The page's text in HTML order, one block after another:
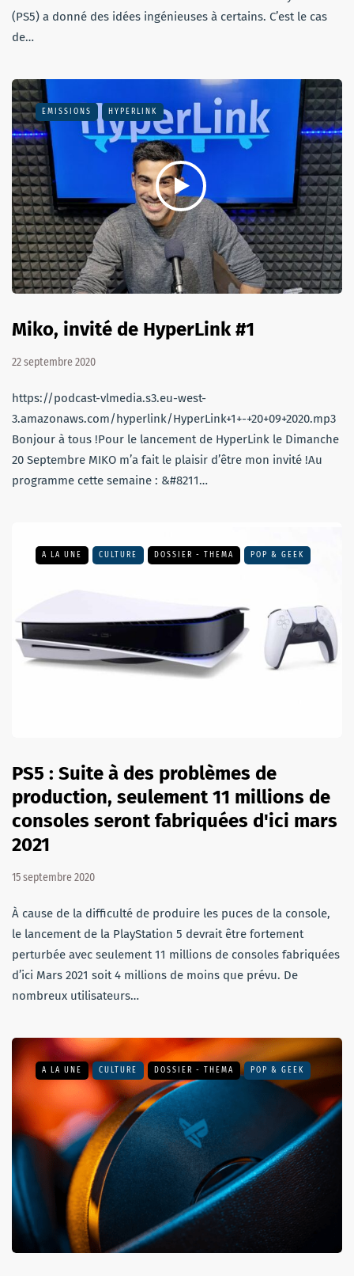
(PS5) a donné des idées ingénieuses à certains. C’est le cas
de…
EMISSIONS HYPERLINK
Miko, invité de HyperLink #1
22 septembre 2020
https://podcast-vlmedia.s3.eu-west-
3.amazonaws.com/hyperlink/HyperLink+1+-+20+09+2020.mp3
Bonjour à tous !Pour le lancement de HyperLink le Dimanche
20 Septembre MIKO m’a fait le plaisir d’être mon invité !Au
programme cette semaine : &#8211…
A LA UNE CULTURE DOSSIER - THEMA POP & GEEK
PS5 : Suite à des problèmes de
production, seulement 11 millions de
consoles seront fabriquées d'ici mars
2021
15 septembre 2020
À cause de la difficulté de produire les puces de la console,
le lancement de la PlayStation 5 devrait être fortement
perturbée avec seulement 11 millions de consoles fabriquées
d’ici Mars 2021 soit 4 millions de moins que prévu. De
nombreux utilisateurs…
A LA UNE CULTURE DOSSIER - THEMA POP & GEEK